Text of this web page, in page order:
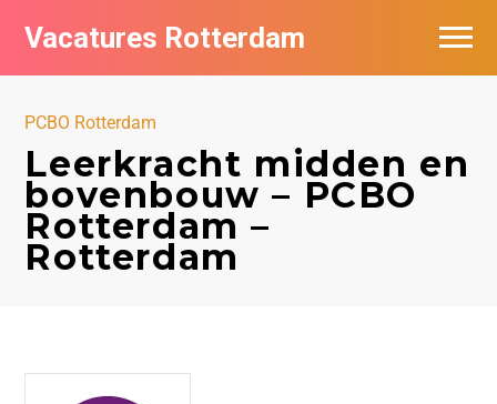
Vacatures Rotterdam
PCBO Rotterdam
Leerkracht midden en
bovenbouw – PCBO
Rotterdam –
Rotterdam
Vacatures per bedrijf
Nieuwsbrief feed